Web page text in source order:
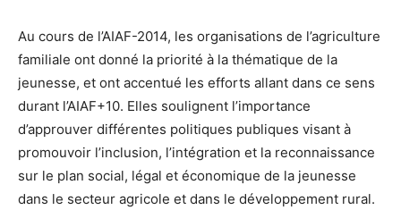
Au cours de l’AIAF-2014, les organisations de l’agriculture
familiale ont donné la priorité à la thématique de la
jeunesse, et ont accentué les efforts allant dans ce sens
durant l’AIAF+10. Elles soulignent l’importance
d’approuver différentes politiques publiques visant à
promouvoir l’inclusion, l’intégration et la reconnaissance
sur le plan social, légal et économique de la jeunesse
dans le secteur agricole et dans le développement rural.